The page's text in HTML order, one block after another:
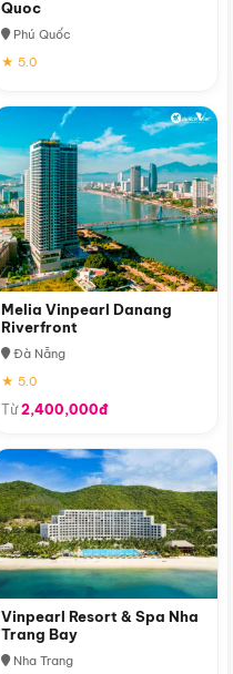
Quoc
Phú Quốc
★ 5.0
Melia Vinpearl Danang
Riverfront
Đà Nẵng
★ 5.0
Từ2,400,000đ
Vinpearl Resort & Spa Nha
Trang Bay
Nha Trang